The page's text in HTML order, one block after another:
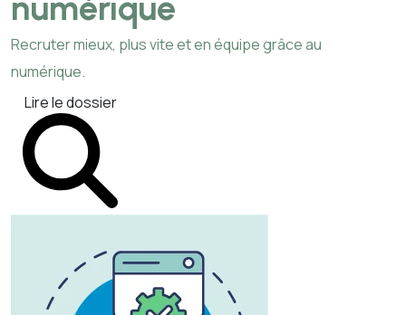
Recruter mieux, plus vite et en équipe grâce au
numérique.
Lire le dossier